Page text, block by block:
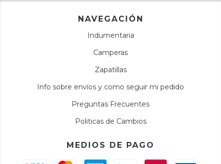
NAVEGACIÓN
Indumentaria
Camperas
Zapatillas
Info sobre envíos y como seguir mi pedido
Preguntas Frecuentes
Politicas de Cambios
MEDIOS DE PAGO